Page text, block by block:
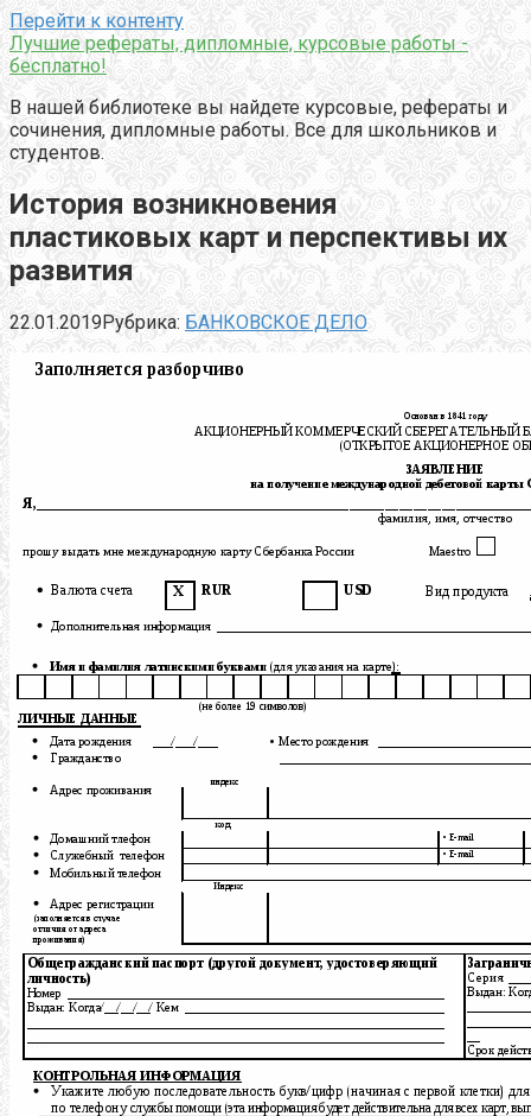
Перейти к контенту
Лучшие рефераты, дипломные, курсовые работы -
бесплатно!
В нашей библиотеке вы найдете курсовые, рефераты и
сочинения, дипломные работы. Все для школьников и
студентов.
История возникновения
пластиковых карт и перспективы их
развития
22.01.2019Рубрика: БАНКОВСКОЕ ДЕЛО